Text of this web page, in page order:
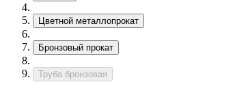
Цветной металлопрокат
Бронзовый прокат
Труба бронзовая